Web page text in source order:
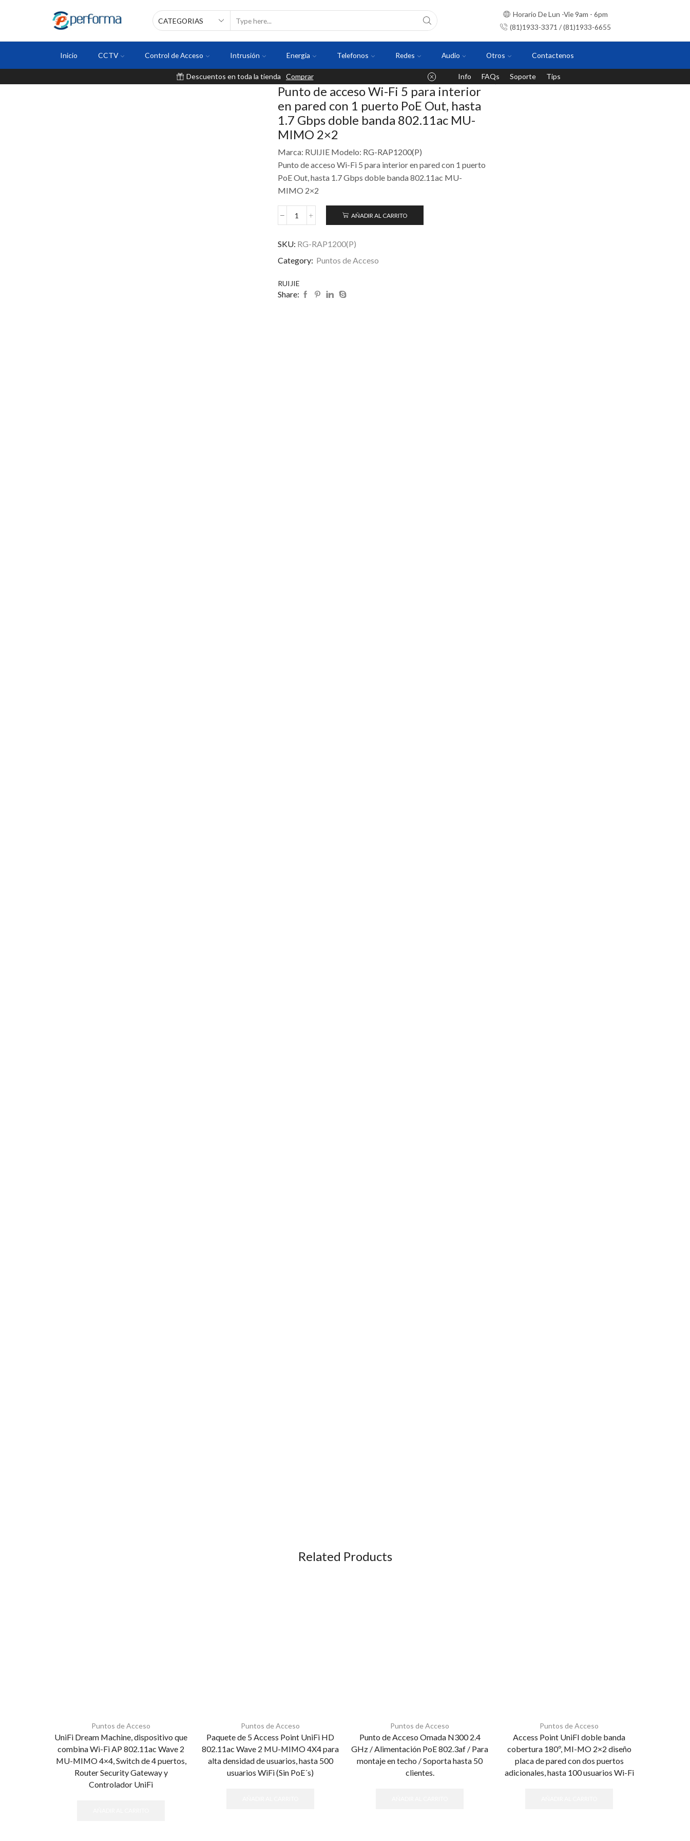
Horario De Lun -Vie 9am - 6pm
(81)1933-3371 / (81)1933-6655
Inicio CCTV Control de Acceso Intrusión Energia Telefonos Redes Audio Otros Contactenos
Descuentos en toda la tienda Comprar Info FAQs Soporte Tips
Punto de acceso Wi-Fi 5 para interior
en pared con 1 puerto PoE Out, hasta
1.7 Gbps doble banda 802.11ac MU-
MIMO 2×2
Marca: RUIJIE Modelo: RG-RAP1200(P)
Punto de acceso Wi-Fi 5 para interior en pared con 1 puerto
PoE Out, hasta 1.7 Gbps doble banda 802.11ac MU-
MIMO 2×2
AÑADIR AL CARRITO
SKU: RG-RAP1200(P)
Category: Puntos de Acceso
RUIJIE
Share:
Related Products
Puntos de Acceso
UniFi Dream Machine, dispositivo que
combina Wi-Fi AP 802.11ac Wave 2
MU-MIMO 4×4, Switch de 4 puertos,
Router Security Gateway y
Controlador UniFi
Puntos de Acceso
Paquete de 5 Access Point UniFi HD
802.11ac Wave 2 MU-MIMO 4X4 para
alta densidad de usuarios, hasta 500
usuarios WiFi (Sin PoE´s)
Puntos de Acceso
Punto de Acceso Omada N300 2.4
GHz / Alimentación PoE 802.3af / Para
montaje en techo / Soporta hasta 50
clientes.
Puntos de Acceso
Access Point UniFI doble banda
cobertura 180º, MI-MO 2×2 diseño
placa de pared con dos puertos
adicionales, hasta 100 usuarios Wi-Fi